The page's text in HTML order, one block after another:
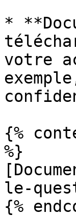
*
votre
{%
%}
le-
{%